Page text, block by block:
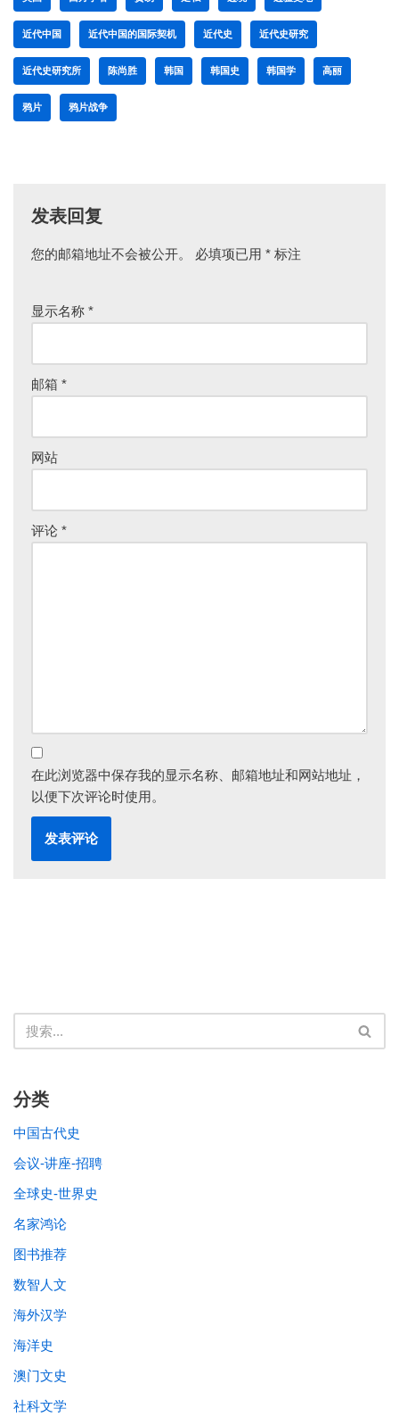
近代中国 近代中国的国际契机 近代史 近代史研究
近代史研究所 陈尚胜 韩国 韩国史 韩国学 高丽
鸦片 鸦片战争
发表回复
您的邮箱地址不会被公开。 必填项已用 * 标注
显示名称 *
邮箱 *
网站
评论 *
在此浏览器中保存我的显示名称、邮箱地址和网站地址，
以便下次评论时使用。
分类
中国古代史
会议-讲座-招聘
全球史-世界史
名家鸿论
图书推荐
数智人文
海外汉学
海洋史
澳门文史
社科文学